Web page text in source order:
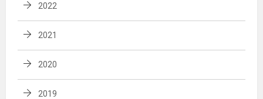
2022
2021
2020
2019